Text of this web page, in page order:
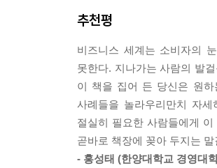
또한 이불이 너무 비싸다고
“천만에요. 침구는 제2의 피
지요.”
길을 갈 때는 직선으로 가는
는 것은 영업 현장 매뉴얼로
단언기술은 상대의 논리를
으로 응수했다.
“천만에요! 강남구에만 100
마케팅ㆍ세일즈 언어포장기
시간당 수백억 매출을 올려주
불어넣는 설득 언어의 마술
《한마디면 충분하다》로 더
《한마디면 충분하다》는
잡는 ‘설득언어 포장기술’
추천평
비즈니스 세계는 소비자의
못한다. 지나가는 사람의 발
이 책을 집어 든 당신은 원하
사례들을 놀라우리만치 자
절실히 필요한 사람들에게
곧바로 책장에 꽂아 두지는
- 홍성태 (한양대학교 경영대